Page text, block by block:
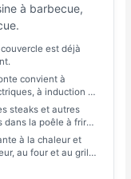
à barbecue,
est déjà
convient à
à induction et
steaks et autres
dans la poêle à frire.
à la chaleur et
au four et au grill.